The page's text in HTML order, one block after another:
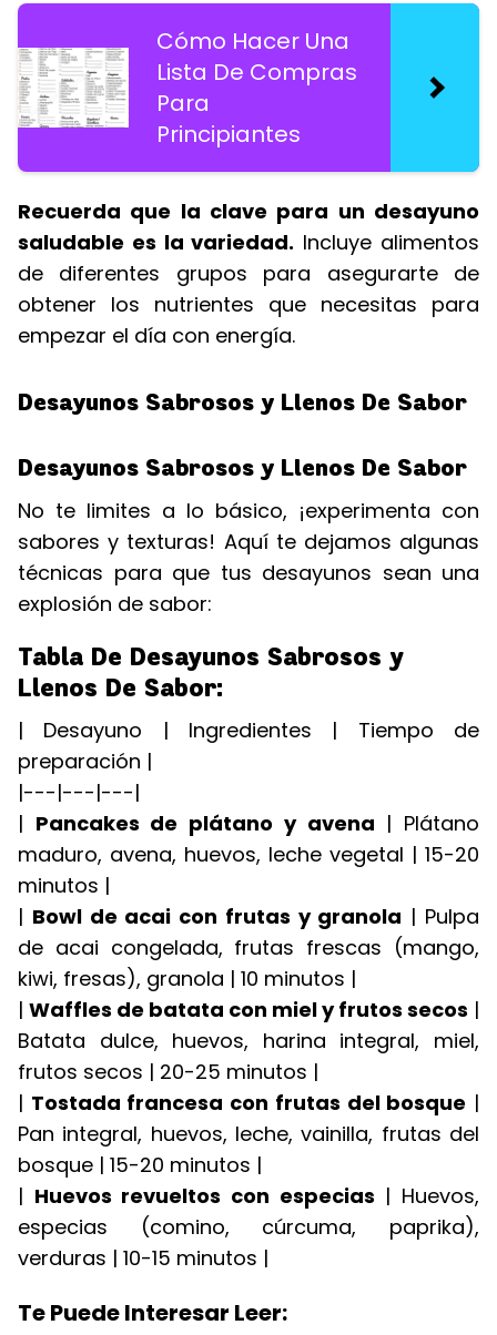
Cómo Hacer Una
Lista De Compras
Para
Principiantes
Recuerda que la clave para un desayuno
saludable es la variedad. Incluye alimentos
de diferentes grupos para asegurarte de
obtener los nutrientes que necesitas para
empezar el día con energía.
Desayunos Sabrosos y Llenos De Sabor
Desayunos Sabrosos y Llenos De Sabor
No te limites a lo básico, ¡experimenta con
sabores y texturas! Aquí te dejamos algunas
técnicas para que tus desayunos sean una
explosión de sabor:
Tabla De Desayunos Sabrosos y
Llenos De Sabor:
| Desayuno | Ingredientes | Tiempo de
preparación |
|---|---|---|
| Pancakes de plátano y avena | Plátano
maduro, avena, huevos, leche vegetal | 15-20
minutos |
| Bowl de acai con frutas y granola | Pulpa
de acai congelada, frutas frescas (mango,
kiwi, fresas), granola | 10 minutos |
| Waffles de batata con miel y frutos secos |
Batata dulce, huevos, harina integral, miel,
frutos secos | 20-25 minutos |
| Tostada francesa con frutas del bosque |
Pan integral, huevos, leche, vainilla, frutas del
bosque | 15-20 minutos |
| Huevos revueltos con especias | Huevos,
especias (comino, cúrcuma, paprika),
verduras | 10-15 minutos |
Te Puede Interesar Leer: